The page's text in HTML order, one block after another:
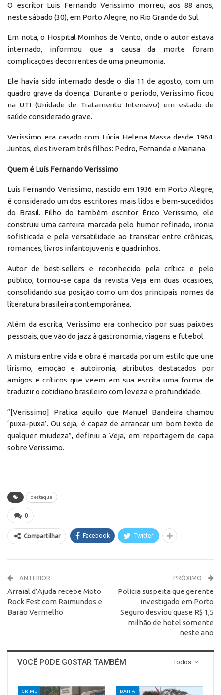
O escritor Luis Fernando Verissimo morreu, aos 88 anos,
neste sábado (30), em Porto Alegre, no Rio Grande do Sul.
Em nota, o Hospital Moinhos de Vento, onde o autor estava
internado, informou que a causa da morte foram
complicações decorrentes de uma pneumonia.
Ele havia sido internado desde o dia 11 de agosto, com um
quadro grave da doença. Durante o período, Verissimo ficou
na UTI (Unidade de Tratamento Intensivo) em estado de
saúde considerado grave.
Verissimo era casado com Lúcia Helena Massa desde 1964.
Juntos, eles tiveram três filhos: Pedro, Fernanda e Mariana.
Quem é Luís Fernando Verissimo
Luis Fernando Verissimo, nascido em 1936 em Porto Alegre,
é considerado um dos escritores mais lidos e bem-sucedidos
do Brasil. Filho do também escritor Érico Verissimo, ele
construiu uma carreira marcada pelo humor refinado, ironia
sofisticada e pela versatilidade ao transitar entre crônicas,
romances, livros infantojuvenis e quadrinhos.
Autor de best-sellers e reconhecido pela crítica e pelo
público, tornou-se capa da revista Veja em duas ocasiões,
consolidando sua posição como um dos principais nomes da
literatura brasileira contemporânea.
Além da escrita, Verissimo era conhecido por suas paixões
pessoais, que vão do jazz à gastronomia, viagens e futebol.
A mistura entre vida e obra é marcada por um estilo que une
lirismo, emoção e autoironia, atributos destacados por
amigos e críticos que veem em sua escrita uma forma de
traduzir o cotidiano brasileiro com leveza e profundidade.
“[Verissimo] Pratica aquilo que Manuel Bandeira chamou
‘puxa-puxa’. Ou seja, é capaz de arrancar um bom texto de
qualquer miudeza”, definiu a Veja, em reportagem de capa
sobre Verissimo.
destaque
0
Compartilhar Facebook Twitter
ANTERIOR
Arraial d’Ajuda recebe Moto
Rock Fest com Raimundos e
Barão Vermelho
PRÓXIMO
Polícia suspeita que gerente
investigado em Porto
Seguro desviou quase R$ 1,5
milhão de hotel somente
neste ano
Todos
VOCÊ PODE GOSTAR TAMBÉM
CRIME BAHIA